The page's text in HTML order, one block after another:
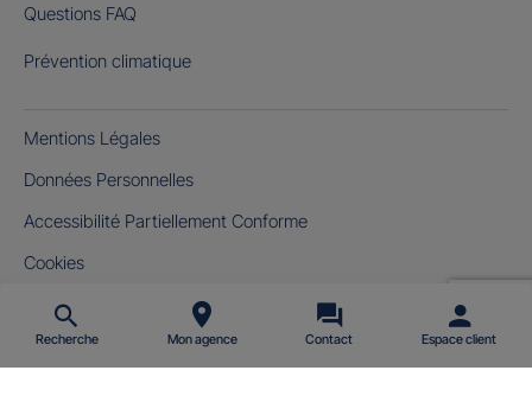
Recherche Mon agence Contact Espace client
Questions FAQ
Prévention climatique
Mentions Légales
Données Personnelles
Accessibilité Partiellement Conforme
Cookies
Gérer mes cookies